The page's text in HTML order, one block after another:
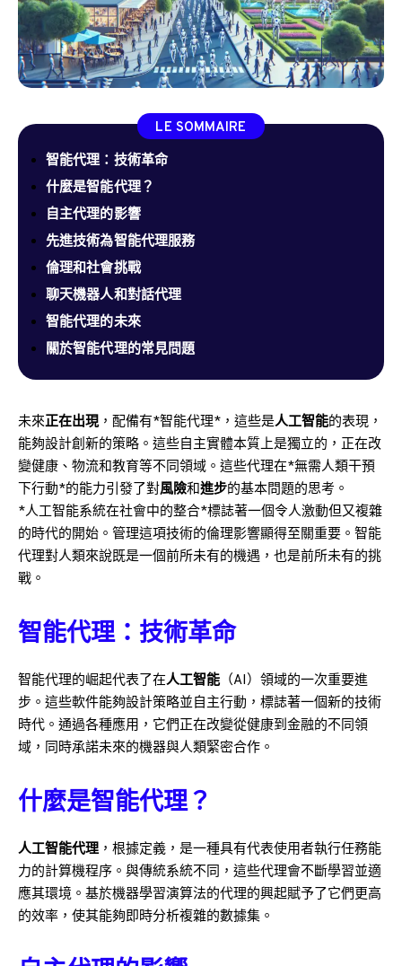
LE SOMMAIRE
智能代理：技術革命
什麼是智能代理？
自主代理的影響
先進技術為智能代理服務
倫理和社會挑戰
聊天機器人和對話代理
智能代理的未來
關於智能代理的常見問題
未來正在出現，配備有*智能代理*，這些是人工智能的表現，
能夠設計創新的策略。這些自主實體本質上是獨立的，正在改
變健康、物流和教育等不同領域。這些代理在*無需人類干預
下行動*的能力引發了對風險和進步的基本問題的思考。
*人工智能系統在社會中的整合*標誌著一個令人激動但又複雜
的時代的開始。管理這項技術的倫理影響顯得至關重要。智能
代理對人類來說既是一個前所未有的機遇，也是前所未有的挑
戰。
智能代理：技術革命
智能代理的崛起代表了在人工智能 （AI）領域的一次重要進
步。這些軟件能夠設計策略並自主行動，標誌著一個新的技術
時代。通過各種應用，它們正在改變從健康到金融的不同領
域，同時承諾未來的機器與人類緊密合作。
什麼是智能代理？
人工智能代理，根據定義，是一種具有代表使用者執行任務能
力的計算機程序。與傳統系統不同，這些代理會不斷學習並適
應其環境。基於機器學習演算法的代理的興起賦予了它們更高
的效率，使其能夠即時分析複雜的數據集。